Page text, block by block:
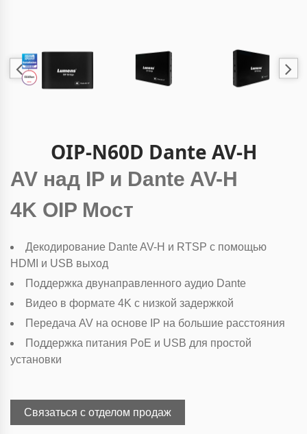
OIP-N60D Dante AV-H
AV над IP и Dante AV-H
4K OIP Мост
Декодирование Dante AV-H и RTSP с помощью
HDMI и USB выход
Поддержка двунаправленного аудио Dante
Видео в формате 4K с низкой задержкой
Передача AV на основе IP на большие расстояния
Поддержка питания PoE и USB для простой
установки
Связаться с отделом продаж